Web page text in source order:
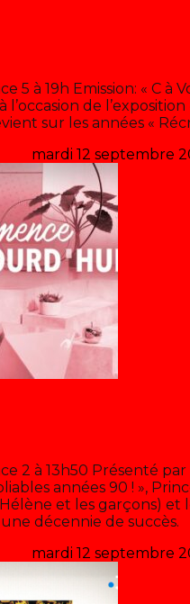
5 à 19h Emission: « C à
l’occasion de
sur les années «
mardi 12 septembre
2 à 13h50 Présenté
années 90 ! »,
et les garçons) et
décennie de succès.
mardi 12 septembre